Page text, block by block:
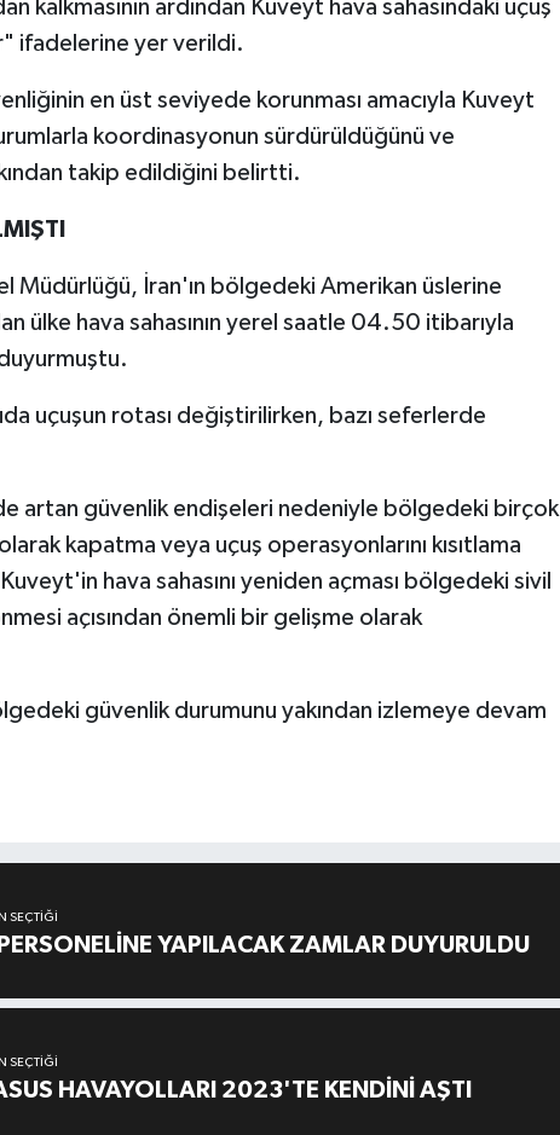
kalkmasının ardından Kuveyt hava sahasındaki uçuş
ifadelerine yer verildi.
en üst seviyede korunması amacıyla Kuveyt
koordinasyonun sürdürüldüğünü ve
takip edildiğini belirtti.
Müdürlüğü, İran'ın bölgedeki Amerikan üslerine
ülke hava sahasının yerel saatle 04.50 itibarıyla
duyurmuştu.
uçuşun rotası değiştirilirken, bazı seferlerde
artan güvenlik endişeleri nedeniyle bölgedeki birçok
kapatma veya uçuş operasyonlarını kısıtlama
hava sahasını yeniden açması bölgedeki sivil
açısından önemli bir gelişme olarak
güvenlik durumunu yakından izlemeye devam
SEÇTIĞI
YAPILACAK ZAMLAR DUYURULDU
SEÇTIĞI
HAVAYOLLARI 2023'TE KENDİNİ AŞTI